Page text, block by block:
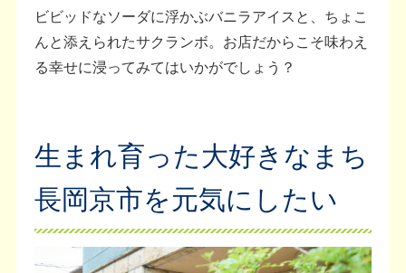
ビビッドなソーダに浮かぶバニラアイスと、ちょこ
んと添えられたサクランボ。お店だからこそ味わえ
る幸せに浸ってみてはいかがでしょう？
生まれ育った大好きなまち
長岡京市を元気にしたい